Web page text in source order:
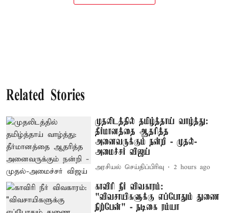
Related Stories
முதலிடத்தில் தமிழ்த்தாய் வாழ்த்து:
தீர்மானத்தை ஆதரித்த
அனைவருக்கும் நன்றி - முதல்-
அமைச்சர் விஜய்
அரசியல் செய்திப்பிரிவு 2 hours ago
காவிரி நீர் விவகாரம்:
"விவசாயிகளுக்கு எப்போதும் துணை
நிற்பேன்" - நடிகை ரம்யா